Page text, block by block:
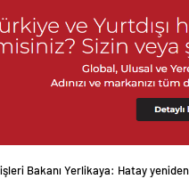
Bakanı Yerlikaya: Hatay